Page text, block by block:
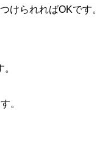
けられればOKです。
。